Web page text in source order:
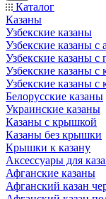
Каталог
Казаны
Узбекские казаны
Узбекские казаны
Узбекские казаны с
Узбекские казаны
Узбекские казаны
Белорусские казаны
Украинские казаны
Казаны с крышкой
Казаны без крышки
Крышки к казану
Аксессуары для
Афганские казаны
Афганский казан